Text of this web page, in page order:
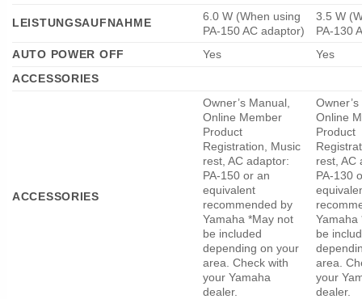
LEISTUNGSAUFNAHME
6.0 W (When using
PA-150 AC adaptor)
3.5 W
PA-130
AUTO POWER OFF
Yes
Yes
ACCESSORIES
ACCESSORIES
Owner’s Manual,
Online Member
Product
Registration, Music
rest, AC adaptor:
PA-150 or an
equivalent
recommended by
Yamaha *May not
be included
depending on your
area. Check with
your Yamaha
dealer.
Online
Product
rest, AC
PA-130
Yamaha
be
area.
your
dealer.